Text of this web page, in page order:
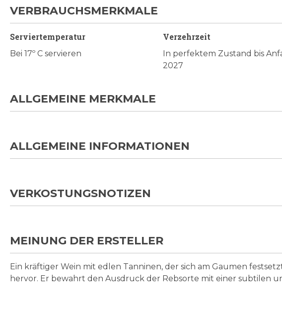
VERBRAUCHSMERKMALE
Serviertemperatur
Bei 17º C servieren
Verzehrzeit
In perfektem Zustand bis
2027
ALLGEMEINE MERKMALE
ALLGEMEINE INFORMATIONEN
VERKOSTUNGSNOTIZEN
MEINUNG DER ERSTELLER
Ein kräftiger Wein mit edlen Tanninen, der sich am Gaumen
hervor. Er bewahrt den Ausdruck der Rebsorte mit einer subtilen